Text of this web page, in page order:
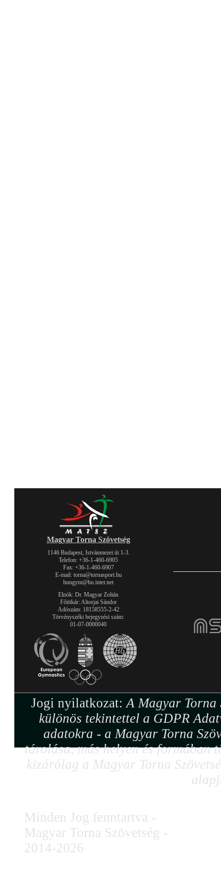
Magyar Torna Szövetség
1146 Budapest, Istvánmezei út 1-3.
Telefon: +36-1-460-6905
Fax: +36-1-460-6907
E-mail: torna@tornasport.hu
hungym@hu.inter.net
Elnök: Dr. Magyar Zoltán
Főtitkár: Altorjai Sándor
Adószám: 18158555-2-42
Törvényszéki bejegyzési szám:
01-07-0000040
Jogi nyilatkozat:A Magyar Torna
különös tekintettel a GDPR
adatokra - a Magyar Torna
tárolása, más helyen és formában
kizárólag a Magyar Torna
Minden Jog fenntartva -
Magyar Torna Szövetség -
2014-2026